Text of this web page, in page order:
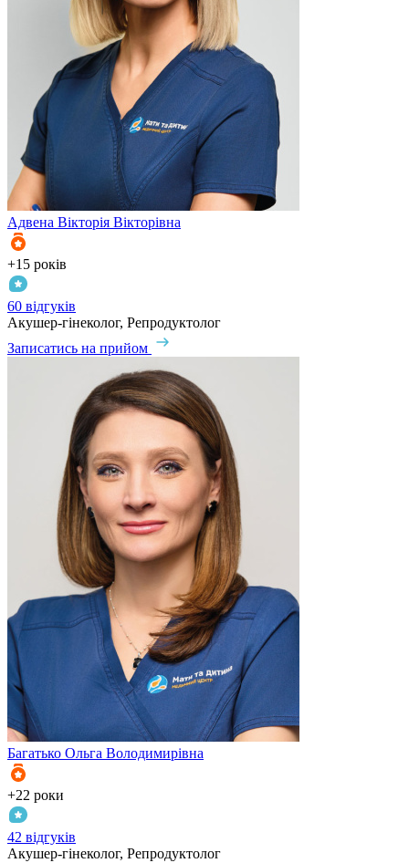
Адвена Вікторія Вікторівна
+15 років
60 відгуків
Акушер-гінеколог, Репродуктолог
Записатись на прийом
Багатько Ольга Володимирівна
+22 роки
42 відгуків
Акушер-гінеколог, Репродуктолог